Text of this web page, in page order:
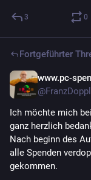
3 0
Fortgeführter
www.pc-
Ich möchte mich
ganz herzlich
Nach beginn des
alle Spenden
gekommen.